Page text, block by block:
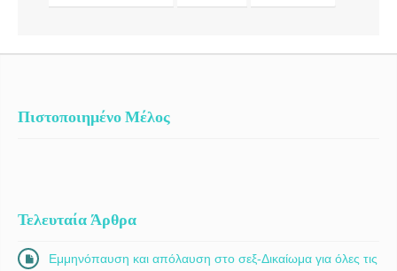
Πιστοποιημένο Μέλος
Τελευταία Άρθρα
Εμμηνόπαυση και απόλαυση στο σεξ-Δικαίωμα για όλες τις